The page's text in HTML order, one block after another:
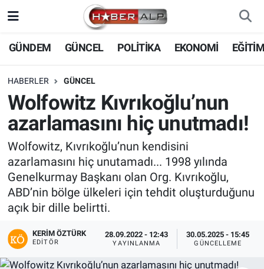
GÜNDEM GÜNCEL POLİTİKA EKONOMİ
HABERLER GÜNCEL
Wolfowitz Kıvrıkoğlu’nun
azarlamasını hiç unutmadı!
Wolfowitz, Kıvrıkoğlu’nun kendisini
azarlamasını hiç unutamadı... 1998 yılında
Genelkurmay Başkanı olan Org. Kıvrıkoğlu,
ABD’nin bölge ülkeleri için tehdit oluşturduğunu
açık bir dille belirtti.
KERIM ÖZTÜRK
EDITÖR
28.09.2022 - 12:43
YAYINLANMA
30.05.2025 - 15:45
GÜNCELLEME
Nöbetçi Eczaneler
Hava Durumu
Trafik Durumu
Süper Lig Puan Durumu ve Fikstür
Tüm Manşetler
Son Dakika Haberleri